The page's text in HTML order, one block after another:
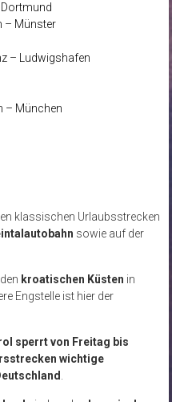
– Münster
– Ludwigshafen
– München
klassischen Urlaubsstrecken
sowie auf der
kroatischen Küsten in
Engstelle ist hier der
sperrt von Freitag bis
wichtige